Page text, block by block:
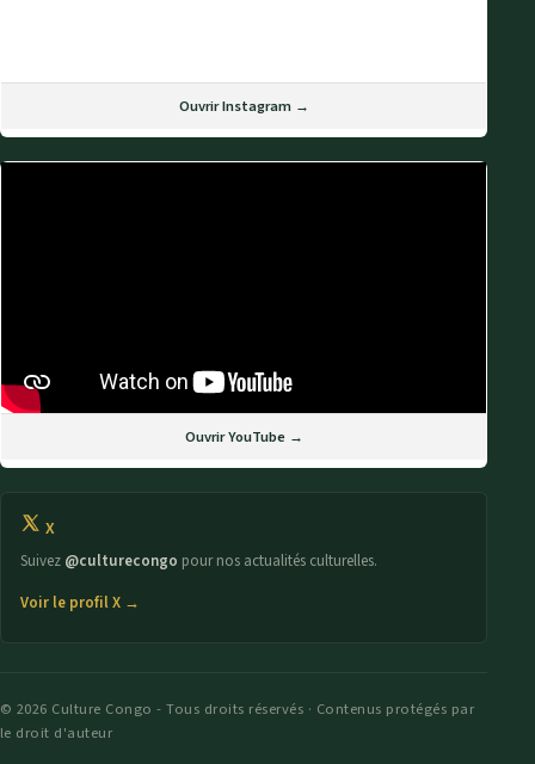
Ouvrir Instagram →
Ouvrir YouTube →
X
Suivez @culturecongo pour nos actualités culturelles.
Voir le profil X →
© 2026 Culture Congo - Tous droits réservés · Contenus protégés par
le droit d'auteur